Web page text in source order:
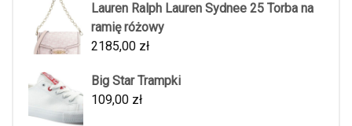
Lauren Ralph Lauren Sydnee 25 Torba na
ramię różowy
2185,00 zł
Big Star Trampki
109,00 zł